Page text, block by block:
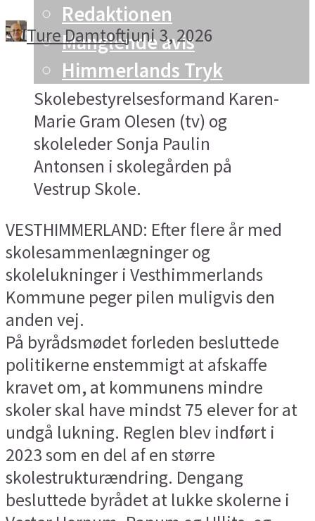
Redaktionen
Manglende avis
Himmerlands Tryk
Ture Damtoftjuni 3, 2026
Skolebestyrelsesformand Karen-
Marie Gram Olesen (tv) og
skoleleder Sonja Paulin
Antonsen i skolegården på
Vestrup Skole.
VESTHIMMERLAND: Efter flere år med
skolesammenlægninger og
skolelukninger i Vesthimmerlands
Kommune peger pilen muligvis den
anden vej.
På byrådsmødet forleden besluttede
politikerne enstemmigt at afskaffe
kravet om, at kommunens mindre
skoler skal have mindst 75 elever for at
undgå lukning. Reglen blev indført i
2023 som en del af en større
skolestrukturændring. Dengang
besluttede byrådet at lukke skolerne i